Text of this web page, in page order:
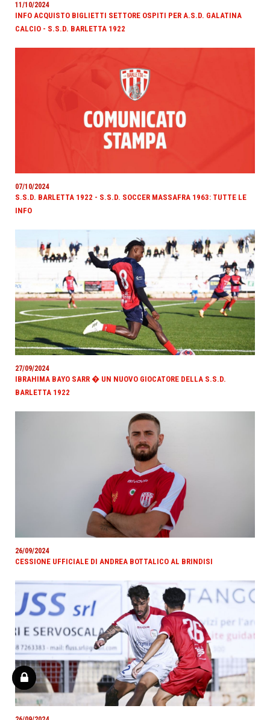
11/10/2024
INFO ACQUISTO BIGLIETTI SETTORE OSPITI PER A.S.D. GALATINA
CALCIO - S.S.D. BARLETTA 1922
07/10/2024
S.S.D. BARLETTA 1922 - S.S.D. SOCCER MASSAFRA 1963: TUTTE LE
INFO
27/09/2024
IBRAHIMA BAYO SARR � UN NUOVO GIOCATORE DELLA S.S.D.
BARLETTA 1922
26/09/2024
CESSIONE UFFICIALE DI ANDREA BOTTALICO AL BRINDISI